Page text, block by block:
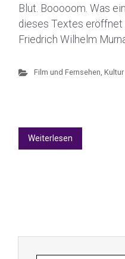
Blut. Booooom. Was
dieses Textes eröffnet
Friedrich Wilhelm
Film und Fernsehen, Kultur
Weiterlesen